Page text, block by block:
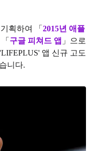
획하여 「 2015년 애플
「 구글 피쳐드 앱 」으로
앱 신규 고도
니다.